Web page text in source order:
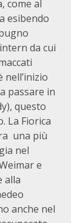
come al
esibendo
da cui
nell’inizio
passare in
questo
La Fiorica
una più
nel
e
alla
anche nel